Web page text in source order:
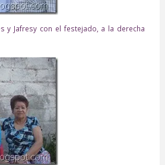
y Jafresy con el festejado, a la derecha